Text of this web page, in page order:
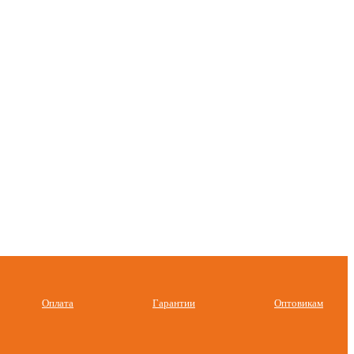
Оплата Гарантии Оптовикам